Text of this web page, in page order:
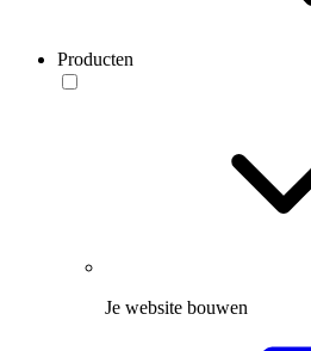
Producten
Je website bouwen